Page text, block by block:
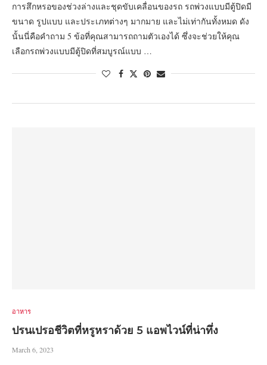
การสึกหรอของช่วงล่างและชุดขับเคลื่อนของรถ รถพ่วงแบบมีตู้ปิดมี
ขนาด รูปแบบ และประเภทต่างๆ มากมาย และไม่เท่ากันทั้งหมด ดัง
นั้นนี่คือคำถาม 5 ข้อที่คุณสามารถถามตัวเองได้ ซึ่งจะช่วยให้คุณ
เลือกรถพ่วงแบบมีตู้ปิดที่สมบูรณ์แบบ …
อาหาร
ปรนเปรอชีวิตที่หรูหราด้วย 5 แอพไวน์ที่น่าทึ่ง
March 6, 2023